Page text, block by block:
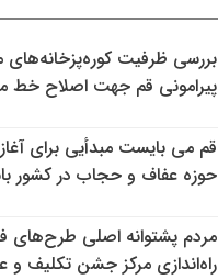
پیرامونی قم جهت اصلاح خط
قم می بایست مبدأیی برای
حوزه عفاف و حجاب در کشور
مردم پشتوانه اصلی طرح‌های
راه‌اندازی مرکز جشن تکلیف و